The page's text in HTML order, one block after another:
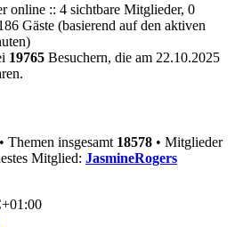
online :: 4 sichtbare Mitglieder, 0
Gäste (basierend auf den aktiven
19765 Besuchern, die am 22.10.2025
• Themen insgesamt 18578 • Mitglieder
Mitglied: JasmineRogers